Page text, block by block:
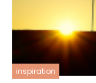
inspiration